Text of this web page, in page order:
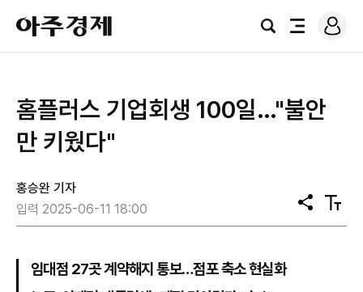
아
주
경
검
전
로
그
홈플러스 기업회생 100일…"불안
만 키웠다"
홍승완 기자
입력 2025-06-11 18:00
공
유
텍
스
임대점 27곳 계약해지 통보…점포 축소 현실화